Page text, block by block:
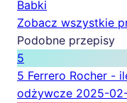
Babki
Zobacz wszystkie
Podobne przepisy
5
5 Ferrero Rocher -
odżywcze 2025-